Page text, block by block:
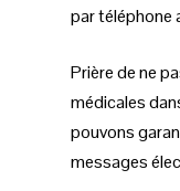
par téléphone
Prière de ne
médicales
pouvons
messages